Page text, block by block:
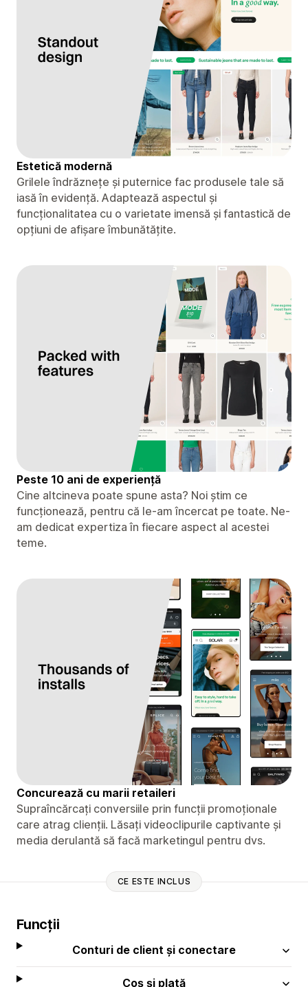
Estetică modernă
Grilele îndrăznețe și puternice fac produsele tale să
iasă în evidență. Adaptează aspectul și
funcționalitatea cu o varietate imensă și fantastică de
opțiuni de afișare îmbunătățite.
Peste 10 ani de experiență
Cine altcineva poate spune asta? Noi știm ce
funcționează, pentru că le-am încercat pe toate. Ne-
am dedicat expertiza în fiecare aspect al acestei
teme.
Concurează cu marii retaileri
Supraîncărcați conversiile prin funcții promoționale
care atrag clienții. Lăsați videoclipurile captivante și
media derulantă să facă marketingul pentru dvs.
CE ESTE INCLUS
Funcții
Conturi de client și conectare
Coș și plată